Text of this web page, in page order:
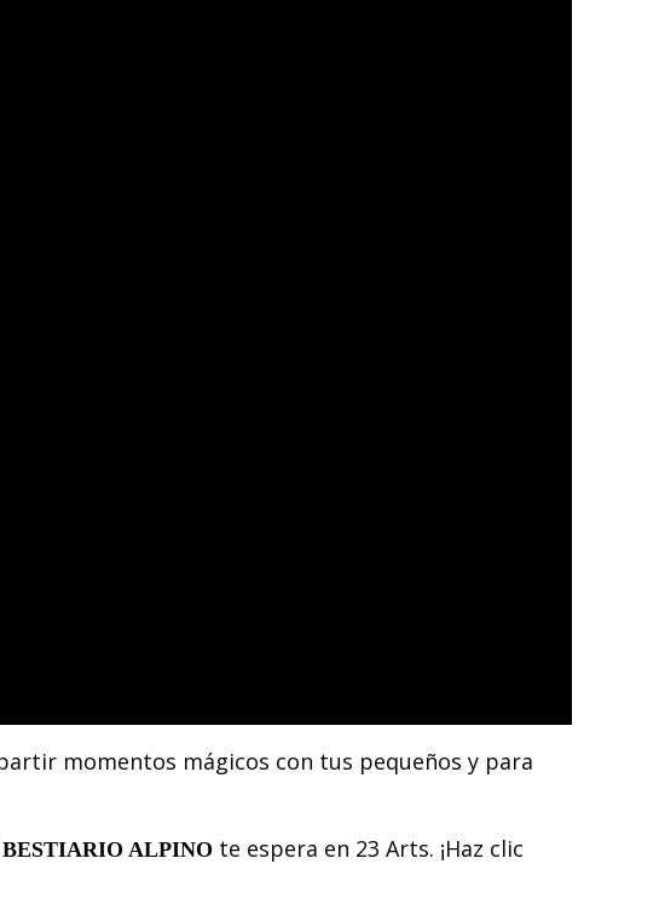
momentos mágicos con tus pequeños y para
BESTIARIO ALPINO te espera en 23 Arts. ¡Haz clic